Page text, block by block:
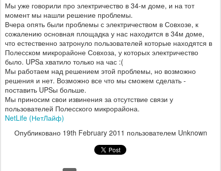
Мы уже говорили про электричество в 34-м доме, и на тот
момент мы нашли решение проблемы.
Вчера опять были проблемы с электричеством в Совхозе, к
сожалению основная площадка у нас находится в 34м доме,
что естественно затронуло пользователей которые находятся в
Полесском микрорайоне Совхоза, у которых электричество
было. UPSа хватило только на час :(
Мы работаем над решением этой проблемы, но возможно
решения и нет. Возможно все что мы сможем сделать -
поставить UPSы больше.
Мы приносим свои извинения за отсутствие связи у
пользователей Полесского микрорайона.
NetLife (НетЛайф)
Опубликовано 19th February 2011 пользователем Unknown